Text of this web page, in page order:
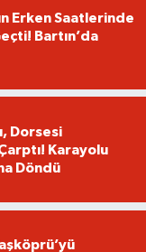
Erken Saatlerinde
Bartın’da
Dorsesi
Karayolu
Döndü